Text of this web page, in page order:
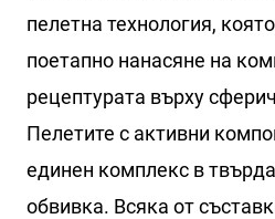
пелетна технология,
поетапно нанасяне на
рецептурата върху
Пелетите с активни
единен комплекс в
обвивка. Всяка от